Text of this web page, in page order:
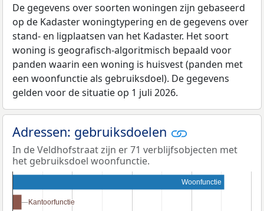
De gegevens over soorten woningen zijn gebaseerd
op de Kadaster woningtypering en de gegevens over
stand- en ligplaatsen van het Kadaster. Het soort
woning is geografisch-algoritmisch bepaald voor
panden waarin een woning is huisvest (panden met
een woonfunctie als gebruiksdoel). De gegevens
gelden voor de situatie op 1 juli 2026.
Adressen: gebruiksdoelen
In de Veldhofstraat zijn er 71 verblijfsobjecten met
het gebruiksdoel woonfunctie.
Woonfunctie
Kantoorfunctie
Kantoorfunctie